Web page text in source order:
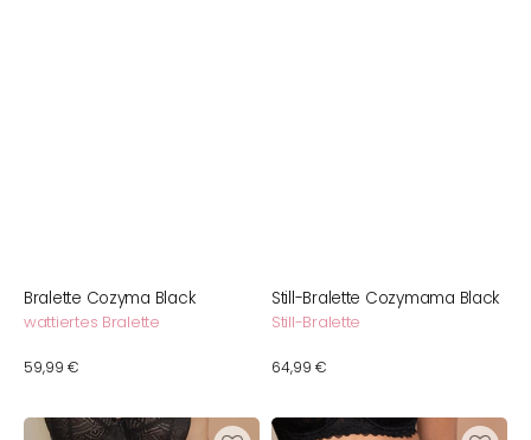
Bralette Cozyma Black
wattiertes Bralette
Normaler
59,99 €
Still-Bralette Cozymama Black
Still-Bralette
Normaler
64,99 €
String
High-